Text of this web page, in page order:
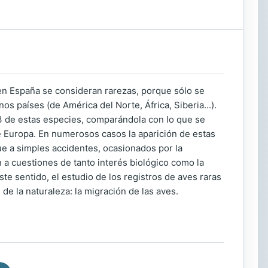
España se consideran rarezas, porque sólo se
países (de América del Norte, África, Siberia...).
estas especies, comparándola con lo que se
En numerosos casos la aparición de estas
a simples accidentes, ocasionados por la
cuestiones de tanto interés biológico como la
sentido, el estudio de los registros de aves raras
la naturaleza: la migración de las aves.